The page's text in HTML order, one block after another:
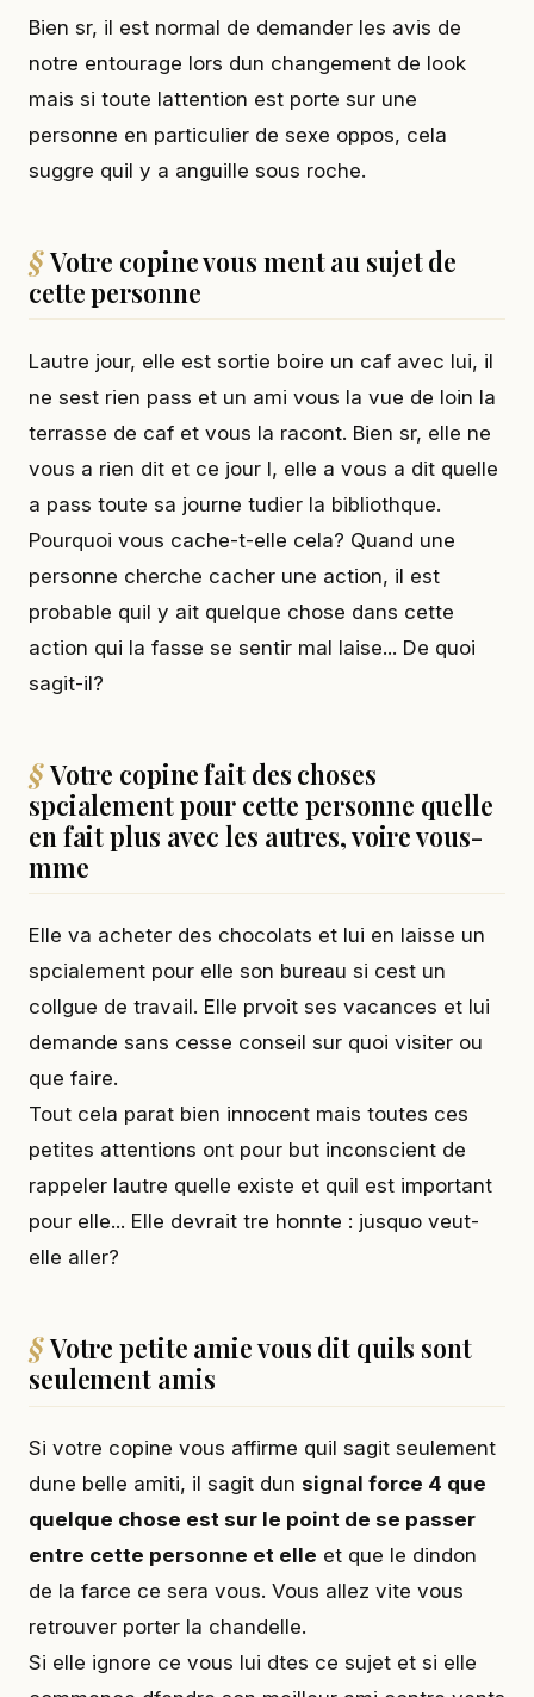
Bien sr, il est normal de demander les avis de
notre entourage lors dun changement de look
mais si toute lattention est porte sur une
personne en particulier de sexe oppos, cela
suggre quil y a anguille sous roche.
Votre copine vous ment au sujet de
cette personne
Lautre jour, elle est sortie boire un caf avec lui, il
ne sest rien pass et un ami vous la vue de loin la
terrasse de caf et vous la racont. Bien sr, elle ne
vous a rien dit et ce jour l, elle a vous a dit quelle
a pass toute sa journe tudier la bibliothque.
Pourquoi vous cache-t-elle cela? Quand une
personne cherche cacher une action, il est
probable quil y ait quelque chose dans cette
action qui la fasse se sentir mal laise... De quoi
sagit-il?
Votre copine fait des choses
spcialement pour cette personne quelle
en fait plus avec les autres, voire vous-
mme
Elle va acheter des chocolats et lui en laisse un
spcialement pour elle son bureau si cest un
collgue de travail. Elle prvoit ses vacances et lui
demande sans cesse conseil sur quoi visiter ou
que faire.
Tout cela parat bien innocent mais toutes ces
petites attentions ont pour but inconscient de
rappeler lautre quelle existe et quil est important
pour elle... Elle devrait tre honnte : jusquo veut-
elle aller?
Votre petite amie vous dit quils sont
seulement amis
Si votre copine vous affirme quil sagit seulement
dune belle amiti, il sagit dun signal force 4 que
quelque chose est sur le point de se passer
entre cette personne et elle et que le dindon
de la farce ce sera vous. Vous allez vite vous
retrouver porter la chandelle.
Si elle ignore ce vous lui dtes ce sujet et si elle